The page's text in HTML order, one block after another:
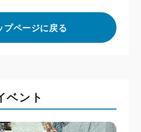
プページに戻る
ベント